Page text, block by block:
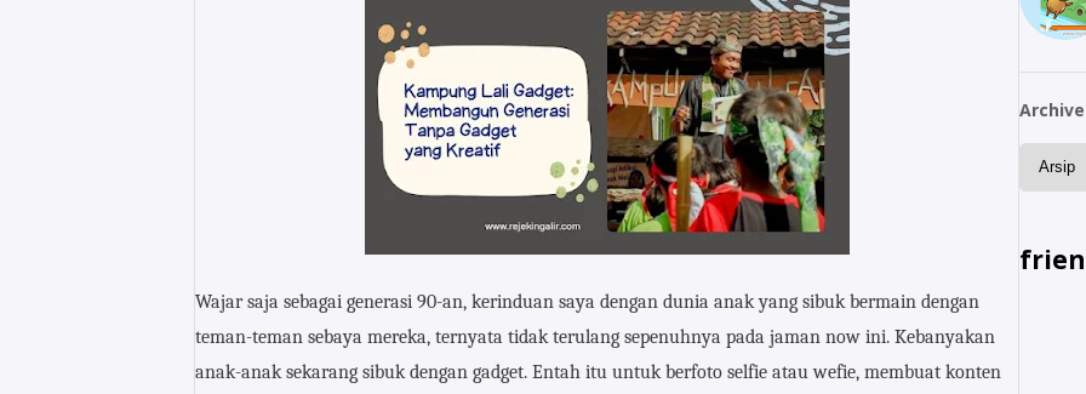
Wajar saja sebagai generasi 90-an, kerinduan saya dengan dunia anak yang sibuk bermain dengan
teman-teman sebaya mereka, ternyata tidak terulang sepenuhnya pada jaman now ini. Kebanyakan
anak-anak sekarang sibuk dengan gadget. Entah itu untuk berfoto selfie atau wefie, membuat konten
Archive